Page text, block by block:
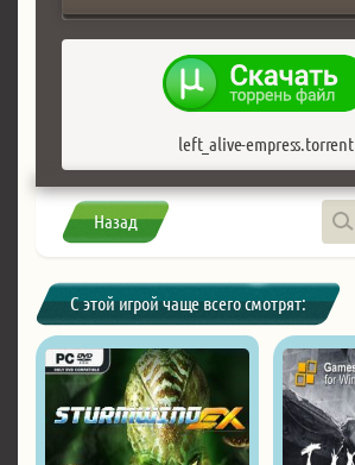
left_alive-empress.torrent
Назад
С этой игрой чаще всего смотрят: